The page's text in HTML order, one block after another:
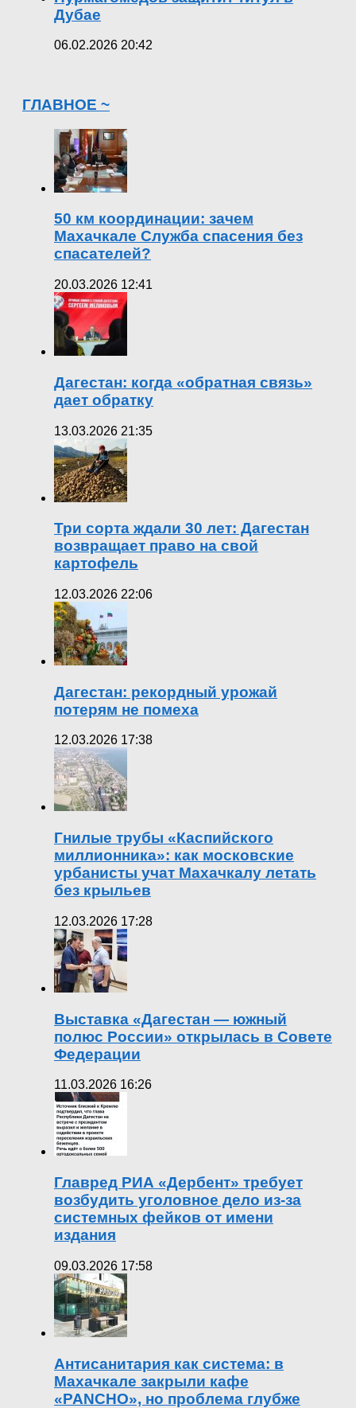
Дубае
06.02.2026 20:42
ГЛАВНОЕ ~
50 км координации: зачем
Махачкале Служба спасения без
спасателей?
20.03.2026 12:41
Дагестан: когда «обратная связь»
дает обратку
13.03.2026 21:35
Три сорта ждали 30 лет: Дагестан
возвращает право на свой
картофель
12.03.2026 22:06
Дагестан: рекордный урожай
потерям не помеха
12.03.2026 17:38
Гнилые трубы «Каспийского
миллионника»: как московские
урбанисты учат Махачкалу летать
без крыльев
12.03.2026 17:28
Выставка «Дагестан — южный
полюс России» открылась в Совете
Федерации
11.03.2026 16:26
Главред РИА «Дербент» требует
возбудить уголовное дело из-за
системных фейков от имени
издания
09.03.2026 17:58
Антисанитария как система: в
Махачкале закрыли кафе
«PANCHO», но проблема глубже